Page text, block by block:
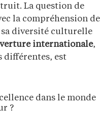
La question de
la compréhension de
sa diversité culturelle
internationale,
différentes, est
dans le monde
?